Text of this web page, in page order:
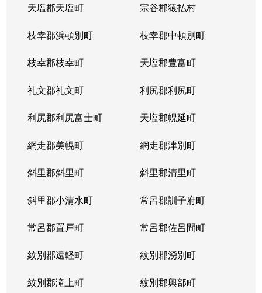
天塩郡天塩町 宗谷郡猿払村
枝幸郡浜頓別町 枝幸郡中頓別町
枝幸郡枝幸町 天塩郡豊富町
礼文郡礼文町 利尻郡利尻町
利尻郡利尻富士町 天塩郡幌延町
網走郡美幌町 網走郡津別町
斜里郡斜里町 斜里郡清里町
斜里郡小清水町 常呂郡訓子府町
常呂郡置戸町 常呂郡佐呂間町
紋別郡遠軽町 紋別郡湧別町
紋別郡滝上町 紋別郡興部町